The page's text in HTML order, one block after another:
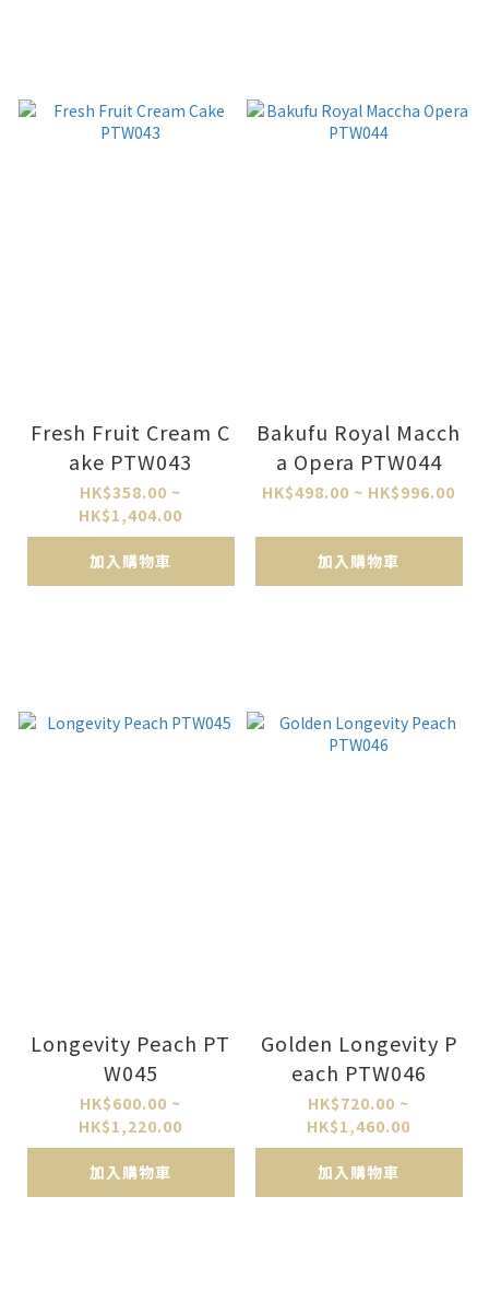
Fresh Fruit Cream C
ake PTW043
HK$358.00 ~
HK$1,404.00
加入購物車
Bakufu Royal Macch
a Opera PTW044
HK$498.00 ~ HK$996.00
加入購物車
Longevity Peach PT
W045
HK$600.00 ~
HK$1,220.00
加入購物車
Golden Longevity P
each PTW046
HK$720.00 ~
HK$1,460.00
加入購物車